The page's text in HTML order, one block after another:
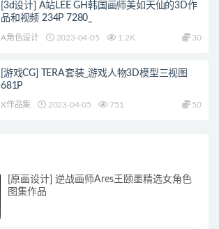
[3d设计] A站LEE GH韩国画师美如天仙的3D作
品和视频 234P 7280_
A角色设计 2023-04-05 1.2K 30
[游戏CG] TERA套装_游戏人物3D模型三视图
681P
X作品集 2023-04-05 751 50
[原画设计] 逆战画师Ares王颐墨精选女角色
图集作品